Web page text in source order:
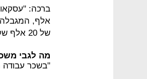
של 20 אלף שקל מותר לשלם רק 2,000 שקל במזומן".
מה לגבי
"בשכר עבודה ההגבלה היא 11 אלף שקל.